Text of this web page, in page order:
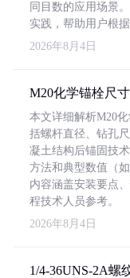
同目数的应用场景
实践，帮助用户根
2026年8月4日
M20化学锚栓尺
本文详细解析M20
括螺杆直径、钻孔
凝土结构后锚固技
方法和典型数值（
内容涵盖安装要点
程技术人员参考。
2026年8月4日
1/4-36UNS-2A螺